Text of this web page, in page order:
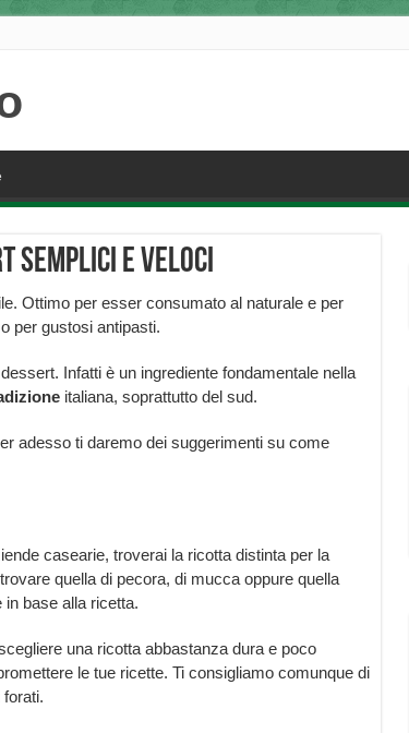
semplici e veloci
Ottimo per esser consumato al naturale e per
per gustosi antipasti.
Infatti è un ingrediente fondamentale nella
italiana, soprattutto del sud.
adesso ti daremo dei suggerimenti su come
casearie, troverai la ricotta distinta per la
quella di pecora, di mucca oppure quella
base alla ricetta.
una ricotta abbastanza dura e poco
le tue ricette. Ti consigliamo comunque di